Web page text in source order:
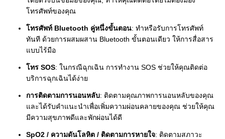
โทรศัพท์ของคุณ
โทรศัพท์ Bluetooth คู่หนึ่งขั้นตอน: ทําหรือรับการโทรศัพท์
ทันที ด้วยการผสมผสาน Bluetooth ขั้นตอนเดียว ให้การสื่อสาร
แบบไร้มือ
โทร SOS: ในกรณีฉุกเฉิน การทํางาน SOS ช่วยให้คุณติดต่อ
บริการฉุกเฉินได้ง่าย
การติดตามการนอนหลับ: ติดตามคุณภาพการนอนหลับของคุณ
และได้รับคําแนะนําเพื่อเพิ่มความผ่อนคลายของคุณ ช่วยให้คุณ
มีความสุขภาพดีและพักผ่อนได้ดี
SpO2 / ความดันโลหิต / ติดตามการหายใจ: ติดตามสภาวะ